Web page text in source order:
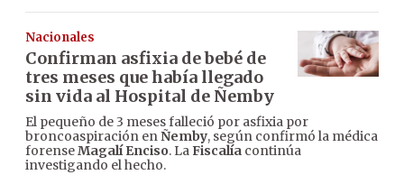
Nacionales
Confirman asfixia de bebé de
tres meses que había llegado
sin vida al Hospital de Ñemby
El pequeño de 3 meses falleció por asfixia por
broncoaspiración enÑemby, según confirmó la médica
forenseMagalí Enciso. LaFiscalía continúa
investigando el hecho.